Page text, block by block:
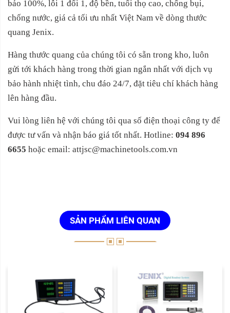
bảo 100%, lỗi 1 đổi 1, độ bền, tuổi thọ cao, chống bụi,
chống nước, giá cả tối ưu nhất Việt Nam về dòng thước
quang Jenix.
Hàng thước quang của chúng tôi có sẵn trong kho, luôn
gửi tới khách hàng trong thời gian ngắn nhất với dịch vụ
bảo hành nhiệt tình, chu đáo 24/7, đặt tiêu chí khách hàng
lên hàng đầu.
Vui lòng liên hệ với chúng tôi qua số điện thoại công ty để
được tư vấn và nhận báo giá tốt nhất. Hotline: 094 896
6655 hoặc email: attjsc@machinetools.com.vn
SẢN PHẨM LIÊN QUAN